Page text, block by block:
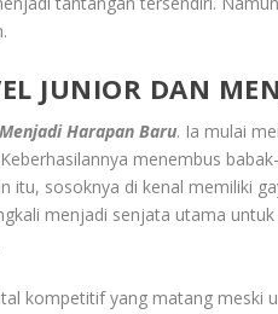
JUNIOR DAN
Harapan Baru. Ia mulai
menembus
itu, sosoknya di kenal memiliki
menjadi senjata utama
kompetitif yang matang meski